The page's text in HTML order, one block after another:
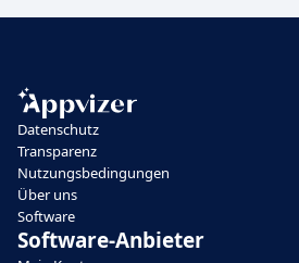
Datenschutz
Transparenz
Nutzungsbedingungen
Über uns
Software
Software-Anbieter